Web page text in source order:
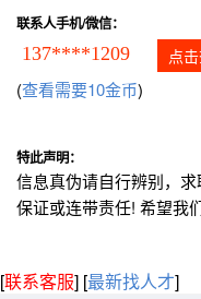
联系人手机/微信：
137****1209 点
(查看需要10金币)
特此声明：
信息真伪请自行辨别，
保证或连带责任! 希望我
[联系客服] [最新找人才]